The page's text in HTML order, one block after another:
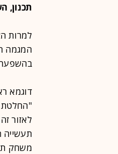
תכנון,
למרות
המגמה
בהשפעה
דוגמא
"החלטת
לאזור
תעשייה
משחק